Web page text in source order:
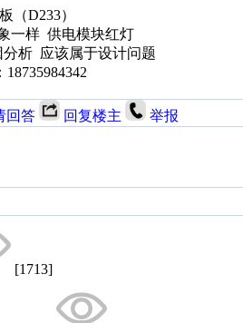
（D233）
一样 供电模块红灯
析 应该属于设计问题
回答 回复楼主 举报
[1713]